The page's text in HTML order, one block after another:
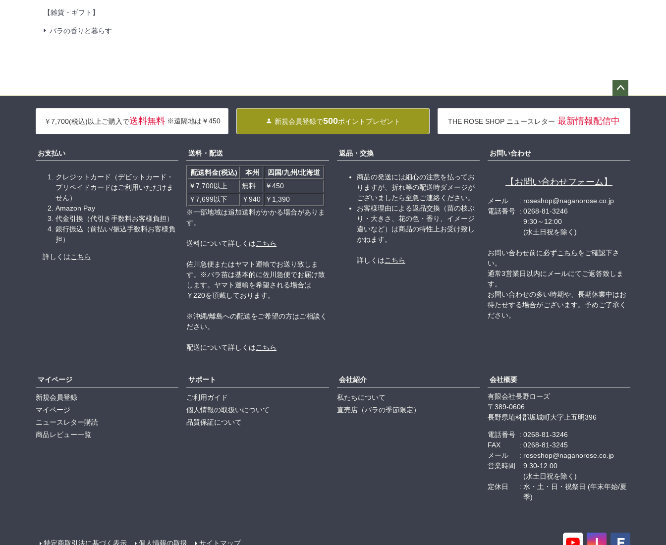
【雑貨・ギフト】
バラの香りと暮らす
ップ
へ
￥7,700(税込)以上ご購入で送料無料※遠隔地は￥450 新規会員登録で500ポイントプレゼント THE ROSE SHOP ニュースレター 最新情報配信中
お支払い
クレジットカード（デビットカード・
プリペイドカードはご利用いただけま
せん）
Amazon Pay
代金引換（代引き手数料お客様負担）
銀行振込（前払い/振込手数料お客様負
担）
詳しくはこちら
送料・配送
配送料金(税込) 本州
四国/九州/北海道
￥7,700以上
無料
￥450
￥7,699以下
￥940
￥1,390
※一部地域は追加送料がかかる場合がありま
す。
送料について詳しくはこちら
佐川急便またはヤマト運輸でお送り致しま
す。※バラ苗は基本的に佐川急便でお届け致
します。ヤマト運輸を希望される場合は
￥220を頂戴しております。
※沖縄/離島への配送をご希望の方はご相談く
ださい。
配送について詳しくはこちら
返品・交換
商品の発送には細心の注意を払ってお
りますが、折れ等の配送時ダメージが
ございましたら至急ご連絡ください。
お客様理由による返品交換（苗の枝ぶ
り・大きさ、花の色・香り、イメージ
違いなど）は商品の特性上お受け致し
かねます。
詳しくはこちら
お問い合わせ
【お問い合わせフォーム】
メール
roseshop@naganorose.co.jp
電話番号
0268-81-3246
9:30～12:00
(水土日祝を除く)
お問い合わせ前に必ずこちらをご確認下さ
い。
通常3営業日以内にメールにてご返答致しま
す。
お問い合わせの多い時期や、長期休業中はお
待たせする場合がございます。予めご了承く
ださい。
マイページ
新規会員登録
マイページ
ニュースレター購読
商品レビュー一覧
サポート
ご利用ガイド
個人情報の取扱いについて
品質保証について
会社紹介
私たちについて
直売店（バラの季節限定）
会社概要
有限会社長野ローズ
389-0606
長野県埴科郡坂城町大字上五明396
電話番号
0268-81-3246
FAX
0268-81-3245
メール
roseshop@naganorose.co.jp
営業時間
9:30-12:00
(水土日祝を除く)
定休日
水・土・日・祝祭日 (年末年始/夏
季)
特定商取引法に基づく表示 個人情報の取扱 サイトマップ